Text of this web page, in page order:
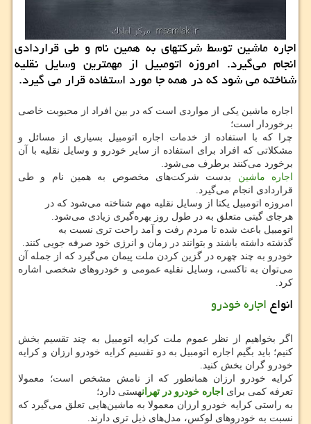
اجاره ماشین توسط شركتهای به همین نام و طی قراردادی
انجام می‌گیرد. امروزه اتومبیل از مهمترین وسایل نقلیه
شناخته می شود كه در همه جا مورد استفاده قرار می گیرد.
اجاره ماشین یکی از مواردی است که در بین افراد از محبوبت خاصی
برخوردار است؛
چرا که با استفاده از خدمات اجاره اتومبیل بسیاری از مسائل و
مشکلاتی که افراد برای استفاده از سایر خودرو و وسایل نقلیه با آن
برخورد می‌کنند برطرف می‌شود.
اجاره ماشین بدست شرکت‌های مخصوص به همین نام و طی
قراردادی انجام می‌گیرد.
امروزه اتومبیل یکتا از وسایل نقلیه مهم شناخته می‌شود که در
هرجای گیتی متعلق به در طول روز بهره‌گیری زیادی می‌شود.
اتومبیل باعث شده تا مردم رفت و آمد راحت تری نسبت به
گذشته داشته باشند و بتوانند در زمان و انرژی خود صرفه جویی کنند.
خودرو به چند چهره در گزین کردن ملت پیمان می‌گیرد که از جمله آن
می‌توان به تاکسی، وسایل نقلیه عمومی و خودروهای شخصی اشاره
کرد.
انواعاجاره خودرو
اگر بخواهیم از نظر عموم ملت کرایه اتومبیل به چند تقسیم بخش
کنیم؛ باید بگیم اجاره اتومبیل به دو تقسیم کرایه خودرو ارزان و کرایه
خودرو گران بخش کنید.
کرایه خودرو ارزان همانطور که از نامش مشخص است؛ معمولا
تعرفه کمی برای اجاره خودرو در تهرانهستی دارد؛
به راستی کرایه خودرو ارزان معمولا به ماشین‌هایی تعلق می‌گیرد که
نسبت به خودروهای لوکس، مدل‌های ذیل تری دارند.